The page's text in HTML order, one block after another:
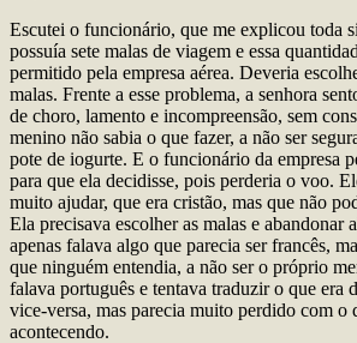
Escutei o funcionário, que me explicou toda
possuía sete malas de viagem e essa
permitido pela empresa aérea. Deveria
malas. Frente a esse problema, a senhora
de choro, lamento e incompreensão, sem
menino não sabia o que fazer, a não ser
pote de iogurte. E o funcionário da empresa
para que ela decidisse, pois perderia o voo.
muito ajudar, que era cristão, mas que não
Ela precisava escolher as malas e abandonar
apenas falava algo que parecia ser francês,
que ninguém entendia, a não ser o próprio
falava português e tentava traduzir o que era
vice-versa, mas parecia muito perdido com o
acontecendo.